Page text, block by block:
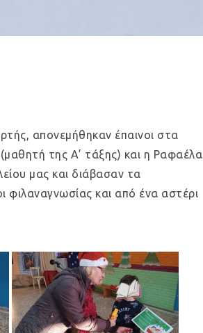
απονεμήθηκαν έπαινοι στα
της Α’ τάξης) και η Ραφαέλα
μας και διάβασαν τα
φιλαναγνωσίας και από ένα αστέρι